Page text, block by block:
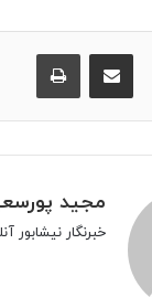
مجید
خبرنگار نیشابور